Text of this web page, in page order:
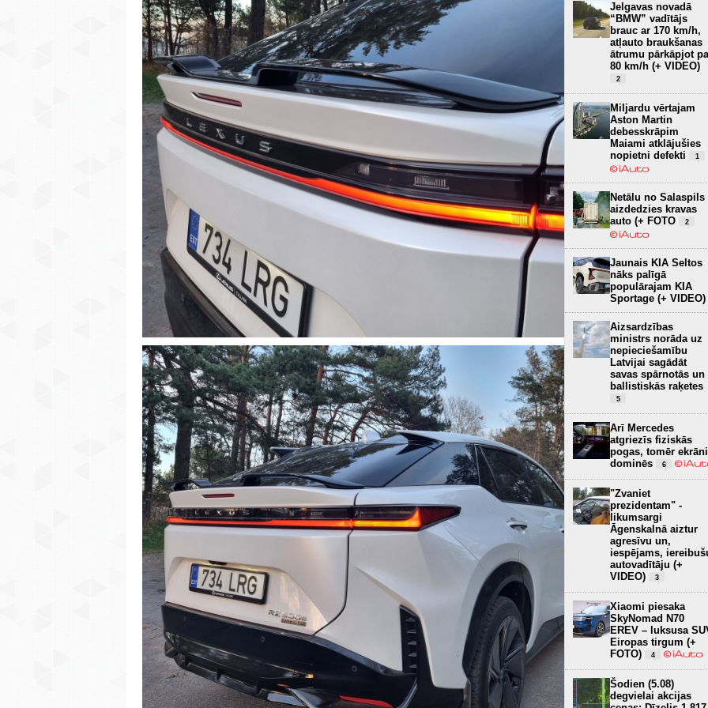
Jelgavas novadā
“BMW” vadītājs
brauc ar 170 km/h,
atļauto braukšanas
ātrumu pārkāpjot
80 km/h (+ VIDEO)
2
Miljardu vērtajam
Aston Martin
debesskrāpim
Maiami atklājušies
nopietni defekti
1
Netālu no Salaspils
aizdedzies kravas
auto (+ FOTO
2
Jaunais KIA Seltos
nāks palīgā
populārajam KIA
Sportage (+ VIDEO)
Aizsardzības
ministrs norāda uz
nepieciešamību
Latvijai sagādāt
savas spārnotās un
ballistiskās raķetes
5
Arī Mercedes
atgriezīs fiziskās
pogas, tomēr ekrāni
dominēs
6
"Zvaniet
prezidentam" -
likumsargi
Āgenskalnā aiztur
agresīvu un,
iespējams,
autovadītāju (+
VIDEO)
3
Xiaomi piesaka
SkyNomad N70
EREV – luksusa
Eiropas tirgum (+
FOTO)
4
Šodien (5.08)
degvielai akcijas